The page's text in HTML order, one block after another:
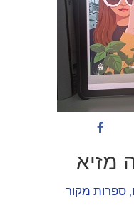
מזיא
, ספרות מקור